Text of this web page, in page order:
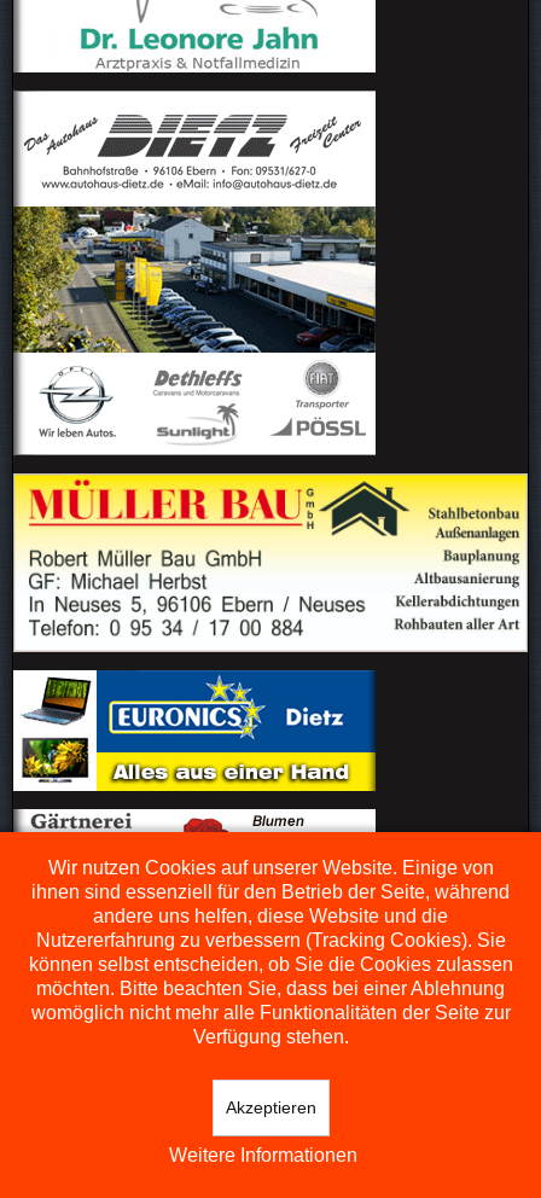
Back to Top
Wir nutzen Cookies auf unserer Website. Einige von
ihnen sind essenziell für den Betrieb der Seite, während
andere uns helfen, diese Website und die
Nutzererfahrung zu verbessern (Tracking Cookies). Sie
können selbst entscheiden, ob Sie die Cookies zulassen
möchten. Bitte beachten Sie, dass bei einer Ablehnung
womöglich nicht mehr alle Funktionalitäten der Seite zur
Verfügung stehen.
Akzeptieren
Weitere Informationen